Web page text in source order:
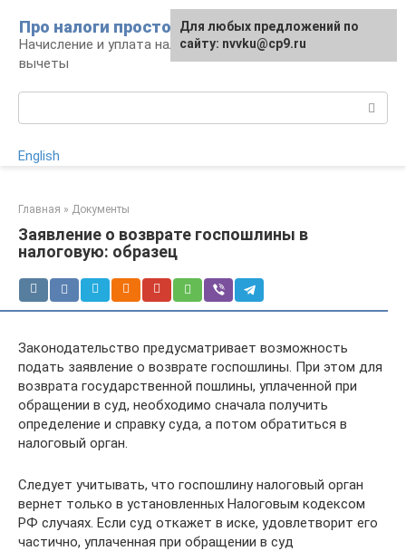
контенту
Про налоги просто
Начисление и уплата налогов, налоговые
вычеты
English
Главная » Документы
Заявление о возврате госпошлины в
налоговую: образец
Законодательство предусматривает возможность
подать заявление о возврате госпошлины. При этом для
возврата государственной пошлины, уплаченной при
обращении в суд, необходимо сначала получить
определение и справку суда, а потом обратиться в
налоговый орган.
Следует учитывать, что госпошлину налоговый орган
вернет только в установленных Налоговым кодексом
РФ случаях. Если суд откажет в иске, удовлетворит его
частично, уплаченная при обращении в суд
Для любых предложений по
сайту: nvvku@cp9.ru